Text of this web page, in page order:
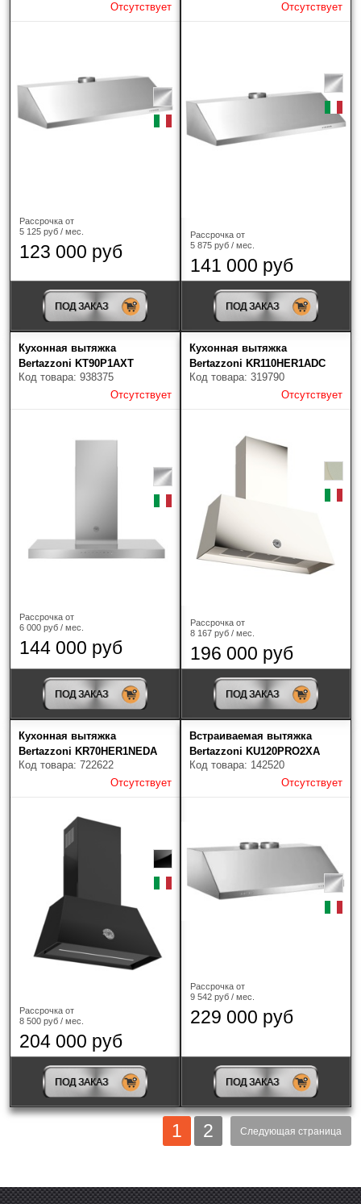
Отсутствует
Рассрочка от
5 125 руб / мес.
123 000 руб
ПОД ЗАКАЗ
Отсутствует
Рассрочка от
5 875 руб / мес.
141 000 руб
ПОД ЗАКАЗ
Кухонная вытяжка
Bertazzoni KT90P1AXT
Код товара: 938375
Отсутствует
Рассрочка от
6 000 руб / мес.
144 000 руб
ПОД ЗАКАЗ
Кухонная вытяжка
Bertazzoni KR110HER1ADC
Код товара: 319790
Отсутствует
Рассрочка от
8 167 руб / мес.
196 000 руб
ПОД ЗАКАЗ
Кухонная вытяжка
Bertazzoni KR70HER1NEDA
Код товара: 722622
Отсутствует
Рассрочка от
8 500 руб / мес.
204 000 руб
ПОД ЗАКАЗ
Встраиваемая вытяжка
Bertazzoni KU120PRO2XA
Код товара: 142520
Отсутствует
Рассрочка от
9 542 руб / мес.
229 000 руб
ПОД ЗАКАЗ
1 2 Следующая страница